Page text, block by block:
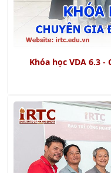
Khóa học VDA 6.3 -